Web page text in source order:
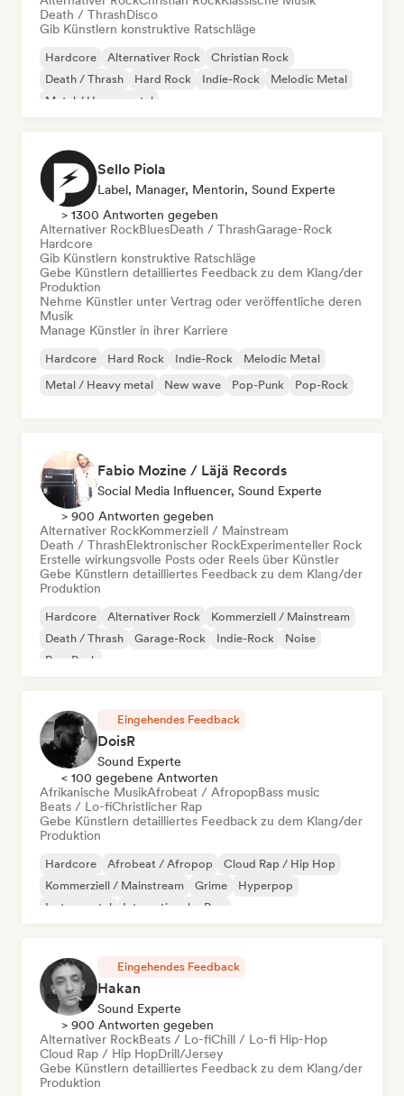
Death / ThrashDisco
Gib Künstlern konstruktive Ratschläge
Hardcore Alternativer Rock
Christian Rock
Death / Thrash
Hard Rock Indie-Rock
Melodic Metal
Metal / Heavy metal
Sello Piola
Label, Manager, Mentorin, Sound Experte
> 1300 Antworten gegeben
Alternativer RockBluesDeath / ThrashGarage-Rock
Hardcore
Gib Künstlern konstruktive Ratschläge
Gebe Künstlern detailliertes Feedback zu dem Klang/der
Produktion
Nehme Künstler unter Vertrag oder veröffentliche deren
Musik
Manage Künstler in ihrer Karriere
Hardcore Hard Rock Indie-Rock
Melodic Metal
Metal / Heavy metal
New wave Pop-Punk Pop-Rock
Fabio Mozine / Läjä Records
Social Media Influencer, Sound Experte
> 900 Antworten gegeben
Alternativer RockKommerziell / Mainstream
Death / ThrashElektronischer RockExperimenteller Rock
Erstelle wirkungsvolle Posts oder Reels über Künstler
Gebe Künstlern detailliertes Feedback zu dem Klang/der
Produktion
Hardcore Alternativer Rock
Kommerziell / Mainstream
Death / Thrash
Garage-Rock Indie-Rock
Noise
Pop-Punk
Eingehendes Feedback
DoisR
Sound Experte
< 100 gegebene Antworten
Afrikanische MusikAfrobeat / AfropopBass music
Beats / Lo-fiChristlicher Rap
Gebe Künstlern detailliertes Feedback zu dem Klang/der
Produktion
Hardcore Afrobeat / Afropop
Cloud Rap / Hip Hop
Kommerziell / Mainstream
Grime
Hyperpop
Instrumental
Internationaler Pop
Eingehendes Feedback
Hakan
Sound Experte
> 900 Antworten gegeben
Alternativer RockBeats / Lo-fiChill / Lo-fi Hip-Hop
Cloud Rap / Hip HopDrill/Jersey
Gebe Künstlern detailliertes Feedback zu dem Klang/der
Produktion